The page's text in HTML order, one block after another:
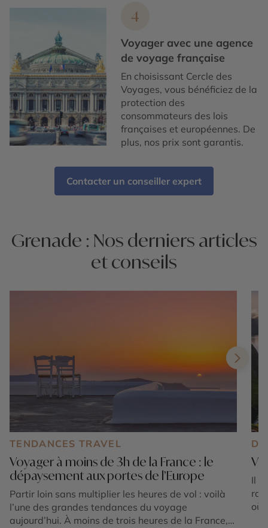
4
Voyager avec une agence
de voyage française
En choisissant Cercle des
Voyages, vous bénéficiez de la
protection des
consommateurs des lois
françaises et européennes. De
plus, nos prix sont garantis.
Contacter un conseiller expert
Grenade : Nos derniers articles
et conseils
TENDANCES TRAVEL
Voyager à moins de 3h de la France : le
dépaysement aux portes de l’Europe
Partir loin sans multiplier les heures de vol : voilà
l’une des grandes tendances du voyage
aujourd’hui. À moins de trois heures de la France,
Il
où